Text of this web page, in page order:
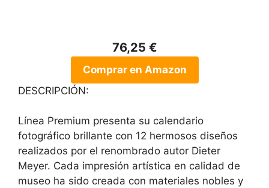
76,25 €
Comprar en Amazon
DESCRIPCIÓN:
Línea Premium presenta su calendario
fotográfico brillante con 12 hermosos diseños
realizados por el renombrado autor Dieter
Meyer. Cada impresión artística en calidad de
museo ha sido creada con materiales nobles y